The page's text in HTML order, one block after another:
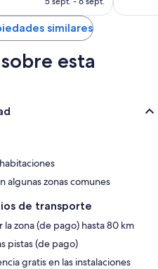
de
US$ 179
similares
esta
algunas zonas comunes
de transporte
zona (de pago) hasta 80 km
pistas (de pago)
gratis en las instalaciones